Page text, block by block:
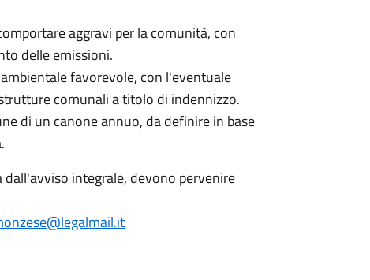
aggravi per la comunità, con
delle emissioni.
favorevole, con l'eventuale
comunali a titolo di indennizzo.
di un canone annuo, da definire in base
integrale, devono pervenire